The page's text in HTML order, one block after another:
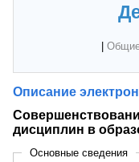
Описание
дисциплин в
Основные сведения